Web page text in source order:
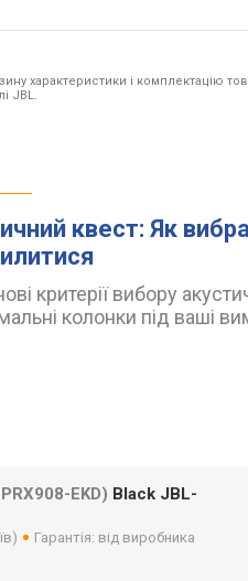
характеристики і комплектацію
JBL.
квест: Як
критерії вибору
колонки під ваші
EKD) Black JBL-
Гарантія: від виробника